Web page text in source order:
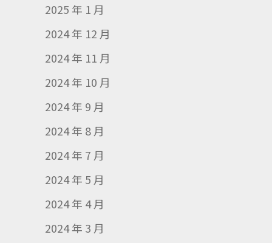
2025 年 1 月
2024 年 12 月
2024 年 11 月
2024 年 10 月
2024 年 9 月
2024 年 8 月
2024 年 7 月
2024 年 5 月
2024 年 4 月
2024 年 3 月